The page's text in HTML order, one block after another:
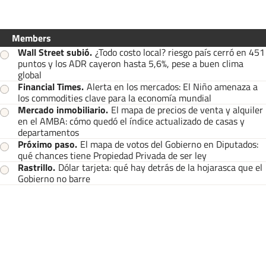
Members
Wall Street subió. ¿Todo costo local? riesgo país cerró en 451
puntos y los ADR cayeron hasta 5,6%, pese a buen clima
global
Financial Times. Alerta en los mercados: El Niño amenaza a
los commodities clave para la economía mundial
Mercado inmobiliario. El mapa de precios de venta y alquiler
en el AMBA: cómo quedó el índice actualizado de casas y
departamentos
Próximo paso. El mapa de votos del Gobierno en Diputados:
qué chances tiene Propiedad Privada de ser ley
Rastrillo. Dólar tarjeta: qué hay detrás de la hojarasca que el
Gobierno no barre